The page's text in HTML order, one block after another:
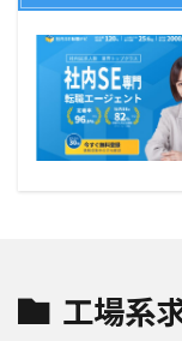
工場系